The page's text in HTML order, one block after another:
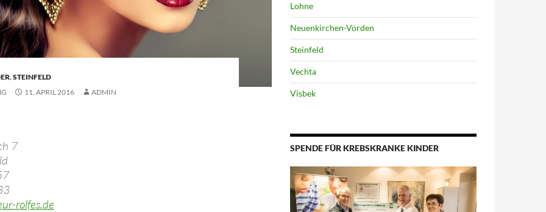
,STEINFELD
11. APRIL 2016 ADMIN
7
rolfes.de
Lohne
Neuenkirchen-Vörden
Steinfeld
Vechta
Visbek
SPENDE FÜR KREBSKRANKE KINDER